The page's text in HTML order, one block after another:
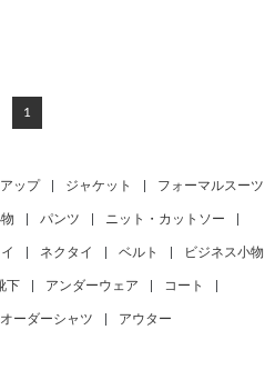
1
ップ ジャケット フォーマルスーツ
パンツ ニット・カットソー
ネクタイ ベルト ビジネス小物
下 アンダーウェア コート
オーダーシャツ アウター